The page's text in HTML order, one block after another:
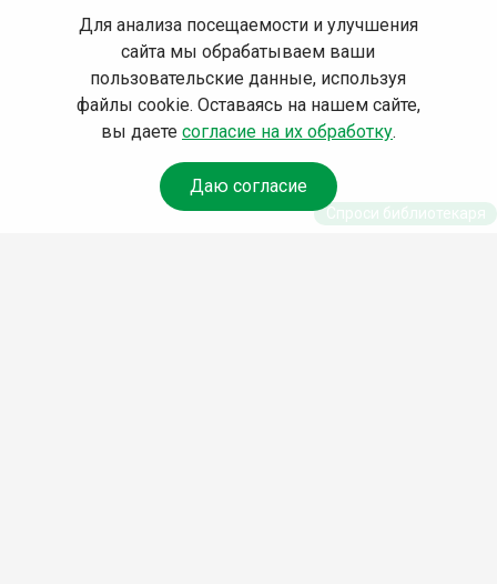
Для анализа посещаемости и улучшения
сайта мы обрабатываем ваши
пользовательские данные, используя
файлы cookie. Оставаясь на нашем сайте,
вы даете согласие на их обработку.
Даю согласие
Спроси библиотекаря